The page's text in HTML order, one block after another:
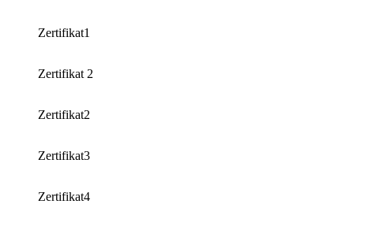
Zertifikat1
Zertifikat 2
Zertifikat2
Zertifikat3
Zertifikat4